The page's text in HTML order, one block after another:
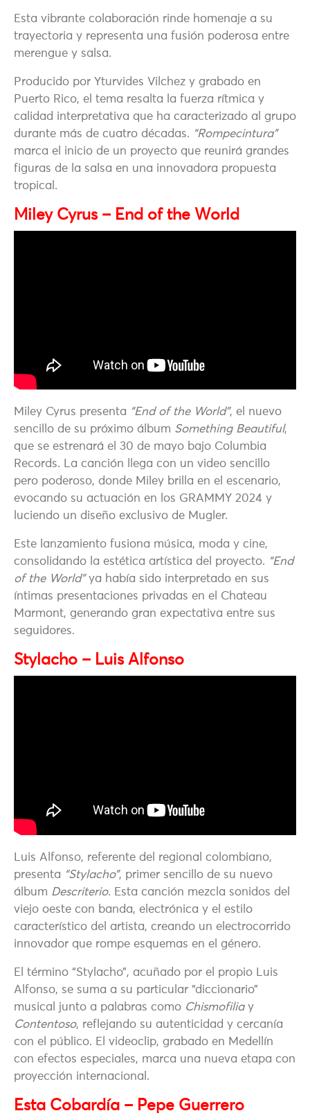
Esta vibrante colaboración rinde homenaje a su
trayectoria y representa una fusión poderosa entre
merengue y salsa.
Producido por Yturvides Vilchez y grabado en
Puerto Rico, el tema resalta la fuerza rítmica y
calidad interpretativa que ha caracterizado al grupo
durante más de cuatro décadas. “Rompecintura”
marca el inicio de un proyecto que reunirá grandes
figuras de la salsa en una innovadora propuesta
tropical.
Miley Cyrus – End of the World
Miley Cyrus presenta “End of the World”, el nuevo
sencillo de su próximo álbum Something Beautiful,
que se estrenará el 30 de mayo bajo Columbia
Records. La canción llega con un video sencillo
pero poderoso, donde Miley brilla en el escenario,
evocando su actuación en los GRAMMY 2024 y
luciendo un diseño exclusivo de Mugler.
Este lanzamiento fusiona música, moda y cine,
consolidando la estética artística del proyecto. “End
of the World”ya había sido interpretado en sus
íntimas presentaciones privadas en el Chateau
Marmont, generando gran expectativa entre sus
seguidores.
Stylacho – Luis Alfonso
Luis Alfonso, referente del regional colombiano,
presenta “Stylacho”, primer sencillo de su nuevo
álbum Descriterio. Esta canción mezcla sonidos del
viejo oeste con banda, electrónica y el estilo
característico del artista, creando un electrocorrido
innovador que rompe esquemas en el género.
El término “Stylacho”, acuñado por el propio Luis
Alfonso, se suma a su particular “diccionario”
musical junto a palabras como Chismofiliay
Contentoso, reflejando su autenticidad y cercanía
con el público. El videoclip, grabado en Medellín
con efectos especiales, marca una nueva etapa con
proyección internacional.
Esta Cobardía – Pepe Guerrero